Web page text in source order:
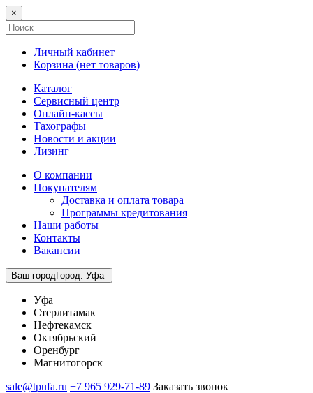
×
Личный кабинет
Корзина (нет товаров)
Каталог
Сервисный центр
Онлайн-кассы
Тахографы
Новости и акции
Лизинг
О компании
Покупателям
Доставка и оплата товара
Программы кредитования
Наши работы
Контакты
Вакансии
Ваш городГород: Уфа
Уфа
Стерлитамак
Нефтекамск
Октябрьский
Оренбург
Магнитогорск
sale@tpufa.ru +7 965 929-71-89 Заказать звонок